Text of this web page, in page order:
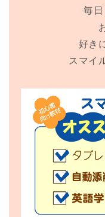
毎
好き
スマイ